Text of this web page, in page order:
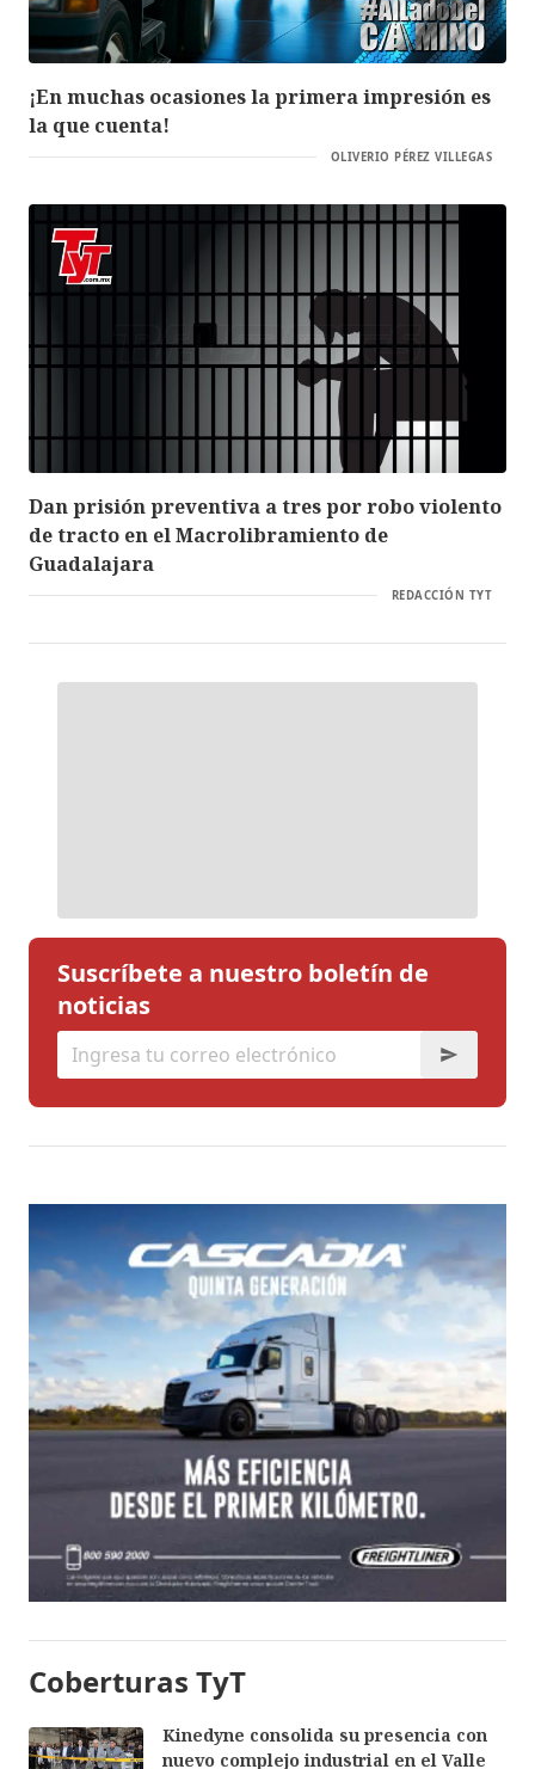
¡En muchas ocasiones la primera impresión es
la que cuenta!
OLIVERIO PÉREZ VILLEGAS
Dan prisión preventiva a tres por robo violento
de tracto en el Macrolibramiento de
Guadalajara
REDACCIÓN TYT
Suscríbete a nuestro boletín de
noticias
Coberturas TyT
Kinedyne consolida su presencia con
nuevo complejo industrial en el Valle